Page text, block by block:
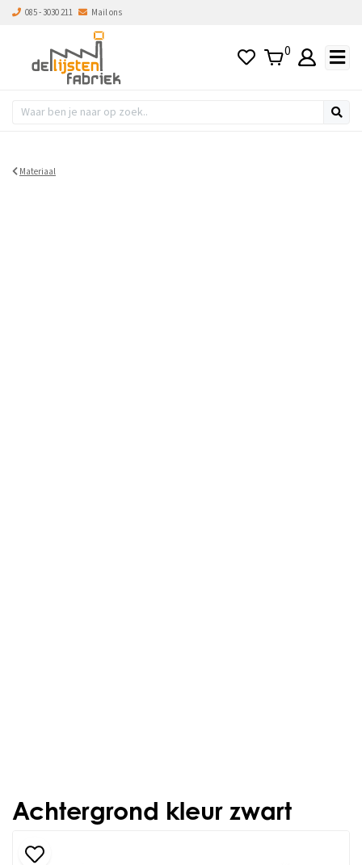
085 - 3030 211 Mail ons
0
Materiaal
Achtergrond kleur zwart